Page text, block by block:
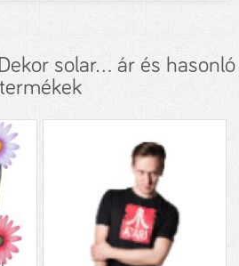
solar... ár és hasonló
termékek